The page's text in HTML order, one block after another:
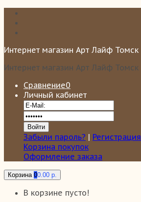
Интернет магазин Арт Лайф Томск
Интернет магазин Арт Лайф Томск
Сравнение0
Личный кабинет
Забыли пароль? | Регистрация
Корзина покупок
Оформление заказа
Корзина 00.00 р.
В корзине пусто!